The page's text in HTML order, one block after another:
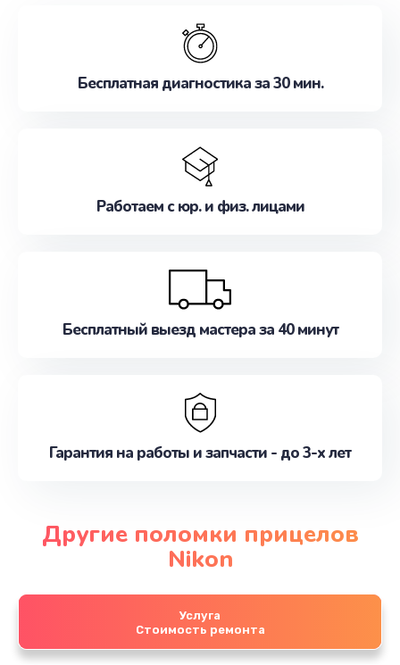
Бесплатная диагностика за 30 мин.
Работаем с юр. и физ. лицами
Бесплатный выезд мастера за 40 минут
Гарантия на работы и запчасти - до 3-х лет
Другие поломки прицелов
Nikon
Услуга
Стоимость ремонта